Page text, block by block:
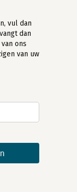
vul dan
dan
ons
van uw